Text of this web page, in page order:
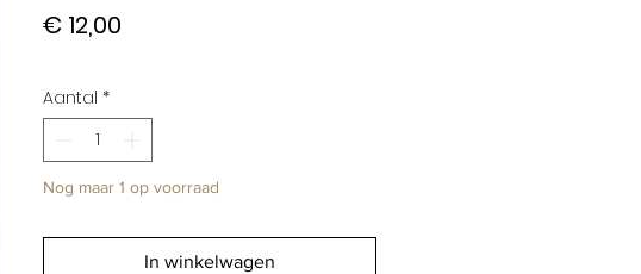
€ 12,00
Aantal *
Nog maar 1 op voorraad
In winkelwagen